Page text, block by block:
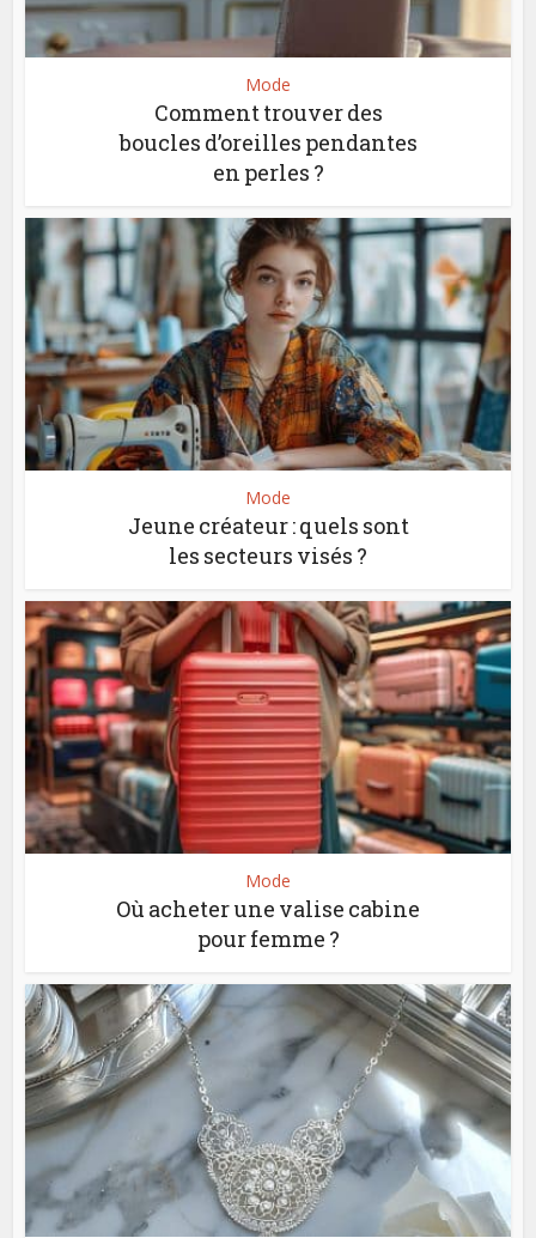
Mode
Comment trouver des
boucles d’oreilles pendantes
en perles ?
Mode
Jeune créateur : quels sont
les secteurs visés ?
Mode
Où acheter une valise cabine
pour femme ?